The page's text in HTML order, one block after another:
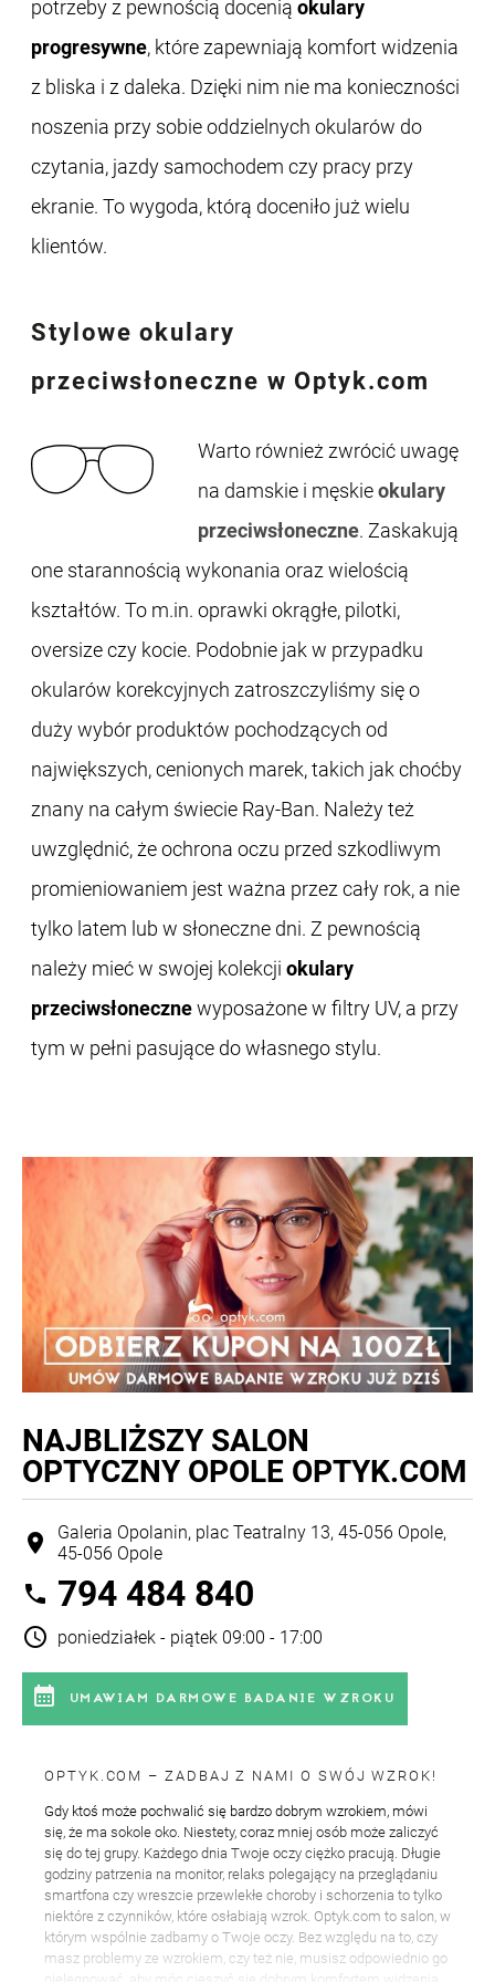
potrzeby z pewnością docenią okulary
progresywne, które zapewniają komfort widzenia
z bliska i z daleka. Dzięki nim nie ma konieczności
noszenia przy sobie oddzielnych okularów do
czytania, jazdy samochodem czy pracy przy
ekranie. To wygoda, którą doceniło już wielu
klientów.
Styloweokulary
przeciwsłoneczne w Optyk.com
Warto również zwrócić uwagę
na damskie i męskieokulary
przeciwsłoneczne. Zaskakują
one starannością wykonania oraz wielością
kształtów. To m.in. oprawki okrągłe, pilotki,
oversize czy kocie. Podobnie jak w przypadku
okularów korekcyjnych zatroszczyliśmy się o
duży wybór produktów pochodzących od
największych, cenionych marek, takich jak choćby
znany na całym świecie Ray-Ban. Należy też
uwzględnić, że ochrona oczu przed szkodliwym
promieniowaniem jest ważna przez cały rok, a nie
tylko latem lub w słoneczne dni. Z pewnością
należy mieć w swojej kolekcji okulary
przeciwsłonecznewyposażone w filtry UV, a przy
tym w pełni pasujące do własnego stylu.
NAJBLIŻSZY SALON
OPTYCZNY OPOLE OPTYK.COM
location_on
Galeria Opolanin, plac Teatralny 13, 45-056 Opole,
45-056 Opole
phone 794 484 840
schedule poniedziałek - piątek 09:00 - 17:00
calendar_month UMAWIAM DARMOWE BADANIE WZROKU
OPTYK.COM – ZADBAJ Z NAMI O SWÓJ WZROK!
Gdy ktoś może pochwalić się bardzo dobrym wzrokiem, mówi
się, że ma sokole oko. Niestety, coraz mniej osób może zaliczyć
się do tej grupy. Każdego dnia Twoje oczy ciężko pracują. Długie
godziny patrzenia na monitor, relaks polegający na przeglądaniu
smartfona czy wreszcie przewlekłe choroby i schorzenia to tylko
niektóre z czynników, które osłabiają wzrok. Optyk.com to salon, w
którym wspólnie zadbamy o Twoje oczy. Bez względu na to, czy
masz problemy ze wzrokiem, czy też nie, musisz odpowiednio go